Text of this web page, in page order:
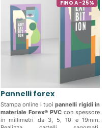
FINO A -25%
Pannelli forex
Stampa online i tuoipannelli rigidi in
materiale Forex® PVC con spessore
in millimetri da 3, 5, 10 e 19mm.